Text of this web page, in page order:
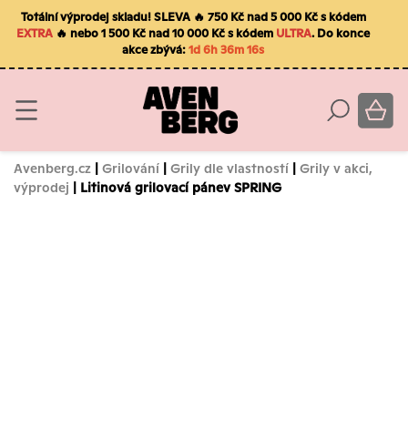
Totální výprodej skladu! SLEVA 🔥 750 Kč nad 5 000 Kč s kódem
EXTRA 🔥 nebo 1 500 Kč nad 10 000 Kč s kódem ULTRA. Do konce
akce zbývá:1d 6h 36m 16s
Avenberg.cz | Grilování | Grily dle vlastností | Grily v akci,
výprodej | Litinová grilovací pánev SPRING